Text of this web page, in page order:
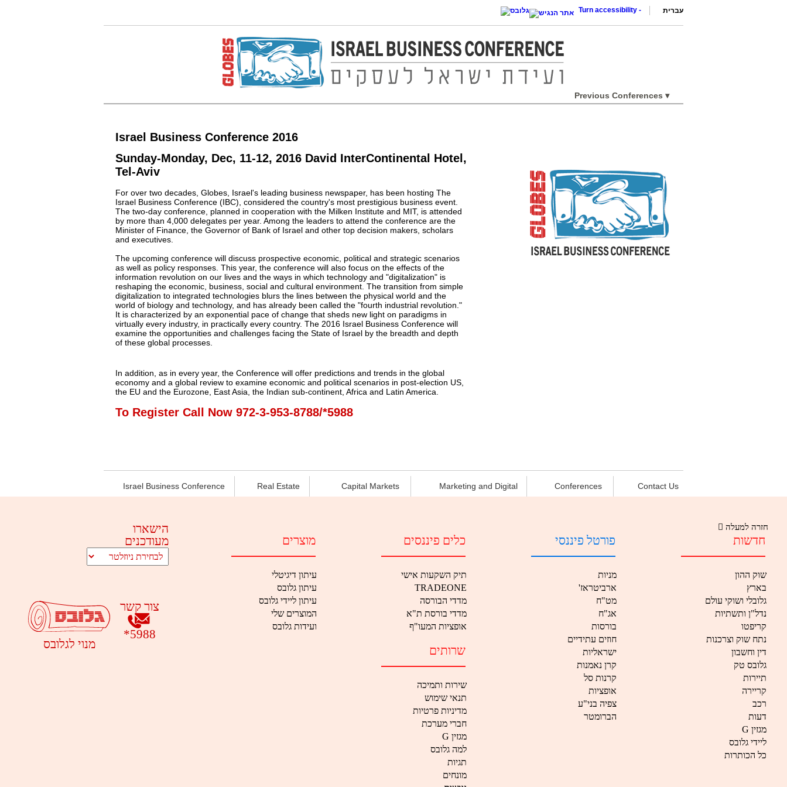
עברית Turn accessibility -
Previous Conferences ▾
Israel Business Conference 2016
Sunday-Monday, Dec, 11-12, 2016 David InterContinental Hotel,
Tel-Aviv
For over two decades, Globes, Israel's leading business newspaper, has been hosting The
Israel Business Conference (IBC), considered the country's most prestigious business event.
The two-day conference, planned in cooperation with the Milken Institute and MIT, is attended
by more than 4,000 delegates per year. Among the leaders to attend the conference are the
Minister of Finance, the Governor of Bank of Israel and other top decision makers, scholars
and executives.
The upcoming conference will discuss prospective economic, political and strategic scenarios
as well as policy responses. This year, the conference will also focus on the effects of the
information revolution on our lives and the ways in which technology and "digitalization" is
reshaping the economic, business, social and cultural environment. ‎The transition from simple
digitalization to integrated technologies blurs the lines between the physical world and the
world of biology and technology, and has already been called the "fourth industrial revolution."
It is characterized by an exponential pace of change that sheds new light on paradigms in
virtually every industry, in practically every country. The 2016 ‎Israel Business Conference will
examine the opportunities and challenges facing the State of Israel by the breadth and depth
of these global processes.
In addition, as in every year, the Conference will offer predictions and trends in the global
economy and a global review to examine economic and political scenarios in post-election US,
the EU and the Eurozone, East Asia, the Indian sub-continent, Africa and Latin America. ‎
To Register Call Now 972-3-953-8788/*5988
Israel Business Conference Real Estate Capital Markets Marketing and Digital Conferences Contact Us
חזרה למעלה
חדשות
שוק ההון
בארץ
גלובלי ושוקי עולם
נדל"ן ותשתיות
קריפטו
נתח שוק וצרכנות
דין וחשבון
גלובס טק
תיירות
קריירה
רכב
דעות
G מגזין
ליידי גלובס
כל הכותרות
פורטל פיננסי
מניות
'ארביטראז
מט"ח
אג"ח
בורסות
חוזים עתידיים
ישראליות
קרן נאמנות
קרנות סל
אופציות
צפיה בני"ע
הברומטר
כלים פיננסים
תיק השקעות אישי
TRADEONE
מדדי הבורסה
מדדי בורסת ת"א
אופציות המעו"ף
שרותים
שירות ותמיכה
תנאי שימוש
מדיניות פרטיות
חברי מערכת
G מגזין
למה גלובס
תגיות
מונחים
מוצרים
עיתון דיגיטלי
עיתון גלובס
עיתון ליידי גלובס
המוצרים שלי
ועידות גלובס
הישארו
מעודכנים
צור קשר
5988
*
מנוי לגלובס